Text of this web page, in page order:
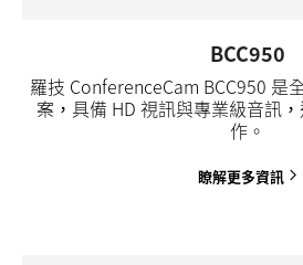
BCC950
羅技 ConferenceCam BCC950 是
案，具備 HD 視訊與專業級音訊
作。
瞭解更多資訊